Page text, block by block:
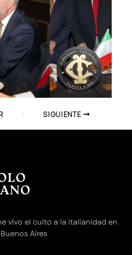
SIGUIENTE
vivo el culto a la italianidad en
Buenos Aires